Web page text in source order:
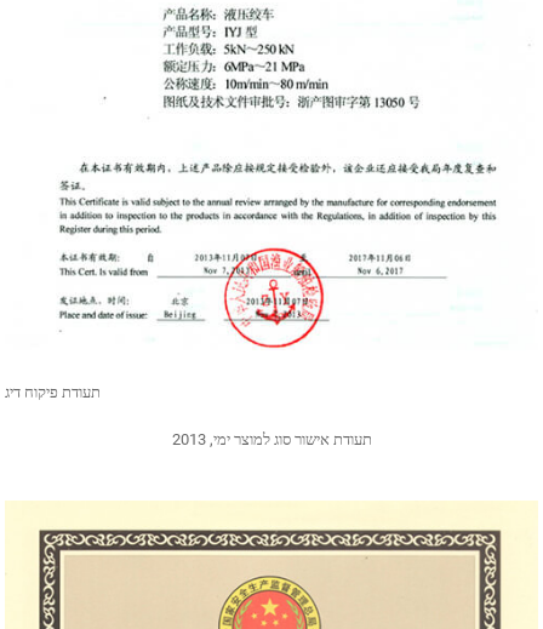
תעודת פיקוח דיג
תעודת אישור סוג למוצר ימי, 2013